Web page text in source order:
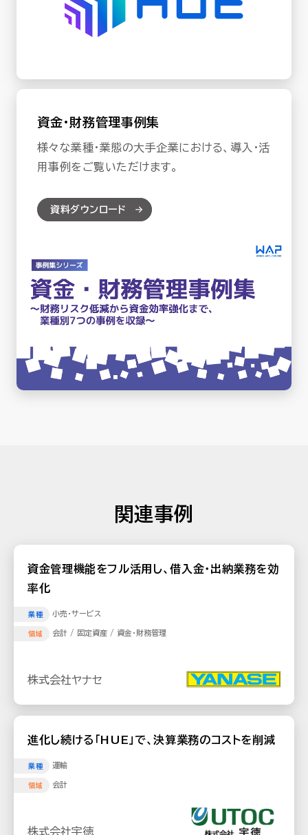
資金・財務管理事例集
様々な業種・業態の大手企業における、導入・活
用事例をご覧いただけます。
資料ダウンロード
関連事例
資金管理機能をフル活用し、借入金・出納業務を効
率化
業種 小売・サービス
領域 会計 / 固定資産 / 資金・財務管理
株式会社ヤナセ
進化し続ける「HUE」で、決算業務のコストを削減
業種 運輸
領域 会計
株式会社宇徳